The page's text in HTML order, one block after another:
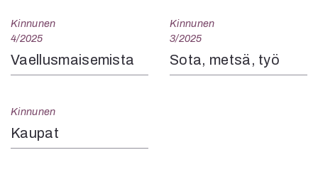
Kinnunen
4/2025
Vaellusmaisemista
Kinnunen
3/2025
Sota, metsä, työ
Kinnunen
Kaupat